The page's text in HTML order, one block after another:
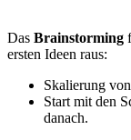
Das Brainstorming
ersten Ideen raus:
Skalierung
Start mit den
danach.